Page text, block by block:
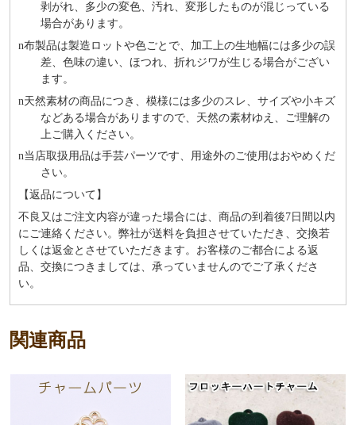
剥がれ、多少の変色、汚れ、変形したものが混じっている
場合があります。
n布製品は製造ロットや色ごとで、加工上の生地幅には多少の誤
差、色味の違い、ほつれ、折れジワが生じる場合がござい
ます。
n天然素材の商品につき、模様には多少のスレ、サイズや小キズ
などある場合がありますので、天然の素材ゆえ、ご理解の
上ご購入ください。
n当店取扱用品は⼿芸パーツです、⽤途外のご使⽤はおやめくだ
さい。
【返品について】
不良又はご注文内容が違った場合には、商品の到着後7日間以内
にご連絡ください。弊社が送料を負担させていただき、交換若
しくは返金とさせていただきます。お客様のご都合による返
品、交換につきましては、承っていませんのでご了承くださ
い。
関連商品